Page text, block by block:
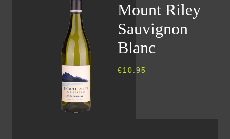
Mount Riley
Sauvignon
Blanc
€ 10.95